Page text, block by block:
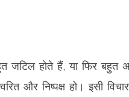
जटिल होते हैं, या फिर बहुत
और निष्पक्ष हो। इसी